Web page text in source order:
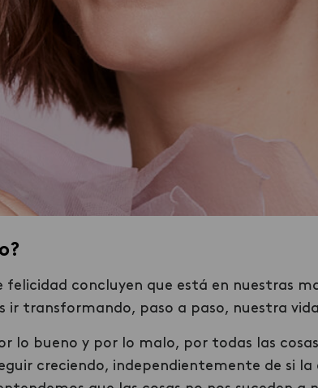
felicidad concluyen que está en nuestras
ir transformando, paso a paso, nuestra
lo bueno y por lo malo, por todas las
creciendo, independientemente de si la